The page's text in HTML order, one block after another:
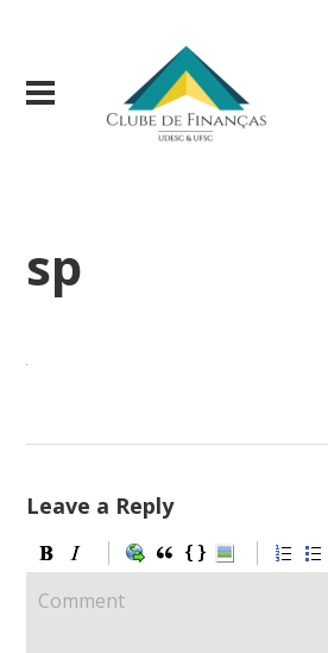
sp
Leave a Reply